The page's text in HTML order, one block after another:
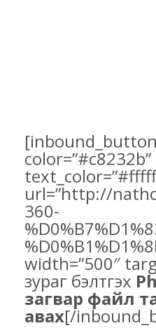
color=”#c8232b”
url=”http://
360-
width=”500″
зураг бэлтгэх
загвар файл
авах[/